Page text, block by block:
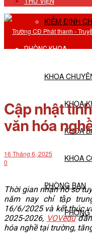
KIỂM ĐỊNH
PHÒNG KHOA
KHOA
KHOA
KHOA
KHOA
PHÒNG BAN
Cập nhật
văn hóa
16 Tháng 6, 2025
0
Thời gian nhận hồ sơ
năm nay chỉ tập
16/6/2025 và kết thúc
2025-2026, VOVedu
hóa nghề tại trường,